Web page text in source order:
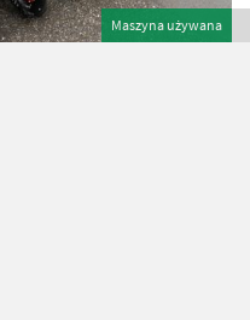
Maszyna używana